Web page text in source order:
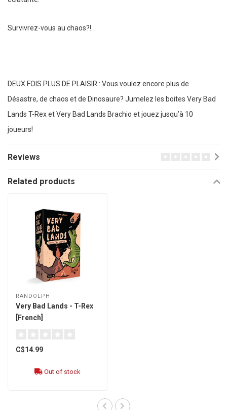
Survivrez-vous au chaos?!
DEUX FOIS PLUS DE PLAISIR : Vous voulez encore plus de
Désastre, de chaos et de Dinosaure? Jumelez les boites Very Bad
Lands T-Rex et Very Bad Lands Brachio et jouez jusqu’à 10
joueurs!
Reviews
Related products
RANDOLPH
Very Bad Lands - T-Rex
[French]
C$14.99
Out of stock